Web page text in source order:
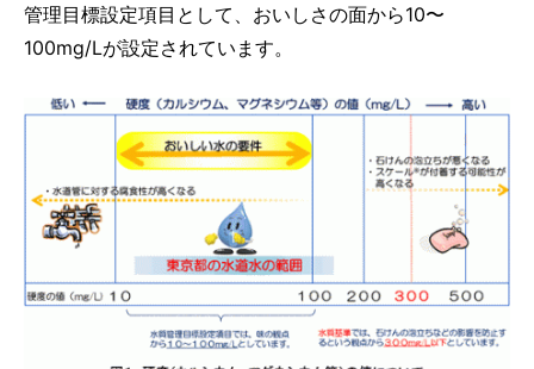
管理目標設定項目として、おいしさの面から10〜
100mg/Lが設定されています。